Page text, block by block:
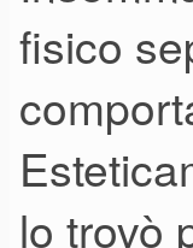
fisico
lo trovò